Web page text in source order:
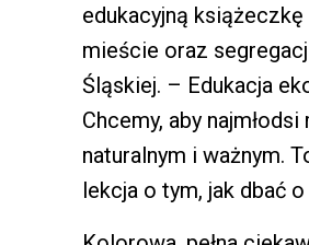
edukacyjną
mieście oraz
Śląskiej. – Edukacja
Chcemy, aby
naturalnym i ważnym.
lekcja o tym, jak dbać